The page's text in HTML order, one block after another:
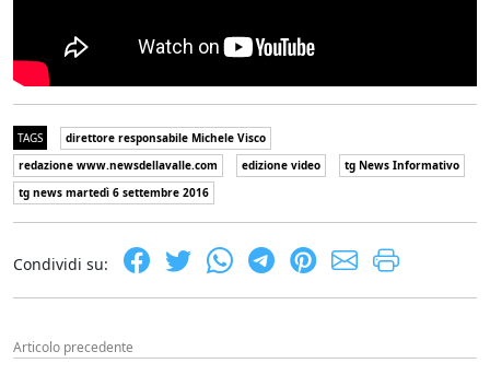
TAGS
direttore responsabile Michele Visco
redazione www.newsdellavalle.com
edizione video
tg News Informativo
tg news martedì 6 settembre 2016
Condividi su:
Articolo precedente